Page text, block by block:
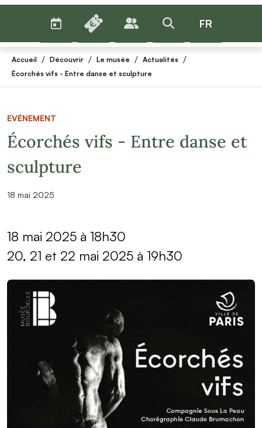
BILLETTERIE
PUBLICS >RECHERCHER
FR
Accueil / Découvrir / Le musée / Actualités /
Écorchés vifs - Entre danse et sculpture
EVÉNEMENT
Écorchés vifs - Entre danse et
sculpture
18 mai 2025
18 mai 2025 à 18h30
20, 21 et 22 mai 2025 à 19h30